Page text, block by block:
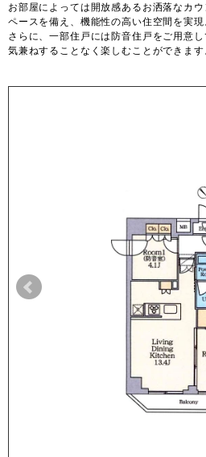
お部屋によっては開放感あるお洒落なカ
ペースを備え、機能性の高い住空間を実現
さらに、一部住戸には防音住戸をご用意
気兼ねすることなく楽しむことができます